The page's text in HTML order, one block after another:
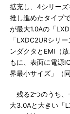
拡充し、4シリー
推し進めたタイプ
が最大1.0Aの「
「LXDC2URシリ
ンダクタとEMI（
もに、表面に電源
界最小サイズ」（
残る2つのうち、
大3.0Aと大きい「